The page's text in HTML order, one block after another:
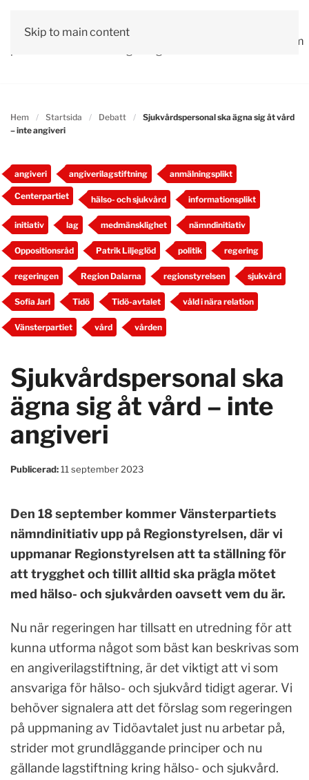
Skip to main content
Vår
Debatt
OmLäs våra
Valprogram
Hem Startsida Debatt
Sjukvårdspersonal ska ägna sig åt vård
– inte angiveri
angiveri angiverilagstiftning anmälningsplikt
Centerpartiet hälso- och sjukvård informationsplikt
initiativ lag medmänsklighet nämndinitiativ
Oppositionsråd Patrik Liljeglöd politik regering
regeringen Region Dalarna regionstyrelsen sjukvård
Sofia Jarl Tidö Tidö-avtalet våld i nära relation
Vänsterpartiet vård vården
Sjukvårdspersonal ska
ägna sig åt vård – inte
angiveri
Publicerad:11 september 2023
Den 18 september kommer Vänsterpartiets
nämndinitiativ upp på Regionstyrelsen, där vi
uppmanar Regionstyrelsen att ta ställning för
att trygghet och tillit alltid ska prägla mötet
med hälso- och sjukvården oavsett vem du är.
Nu när regeringen har tillsatt en utredning för att
kunna utforma något som bäst kan beskrivas som
en angiverilagstiftning, är det viktigt att vi som
ansvariga för hälso- och sjukvård tidigt agerar. Vi
behöver signalera att det förslag som regeringen
på uppmaning av Tidöavtalet just nu arbetar på,
strider mot grundläggande principer och nu
gällande lagstiftning kring hälso- och sjukvård.